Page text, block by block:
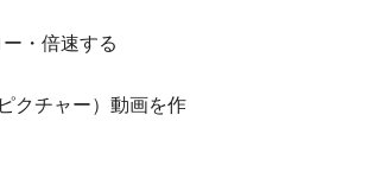
・倍速する
クチャー）動画を作